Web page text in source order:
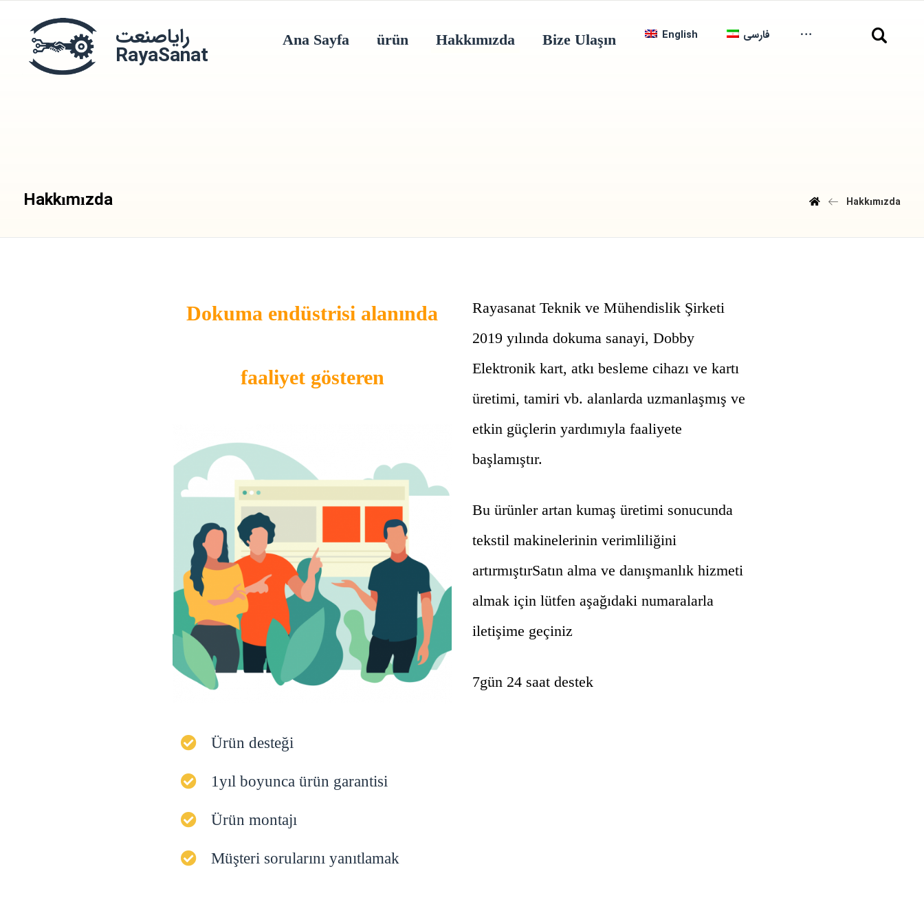
رایاصنعت
RayaSanat
Ana Sayfa ürün Hakkımızda Bize Ulaşın English فارسی
Hakkımızda Hakkımızda
Dokuma endüstrisi alanında
faaliyet gösteren
Ürün desteği
1yıl boyunca ürün garantisi
Ürün montajı
Müşteri sorularını yanıtlamak
Rayasanat Teknik ve Mühendislik Şirketi
2019 yılında dokuma sanayi, Dobby
Elektronik kart, atkı besleme cihazı ve kartı
üretimi, tamiri vb. alanlarda uzmanlaşmış ve
etkin güçlerin yardımıyla faaliyete
başlamıştır.
Bu ürünler artan kumaş üretimi sonucunda
tekstil makinelerinin verimliliğini
artırmıştırSatın alma ve danışmanlık hizmeti
almak için lütfen aşağıdaki numaralarla
iletişime geçiniz
7gün 24 saat destek